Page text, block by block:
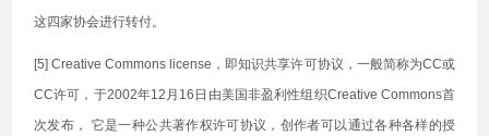
这四家协会进行转付。
[5] Creative Commons license，即知识共享许可协议，一般简称为CC或
CC许可，于2002年12月16日由美国非盈利性组织Creative Commons首
次发布， 它是一种公共著作权许可协议，创作者可以通过各种各样的授